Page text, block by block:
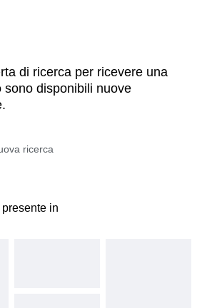
di ricerca per ricevere una
sono disponibili nuove
in